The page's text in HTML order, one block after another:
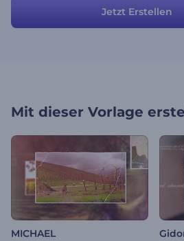
Diashows, Retro-Präsentationen und
Jetzt Erstellen
Mit dieser Vorlage
MICHAEL